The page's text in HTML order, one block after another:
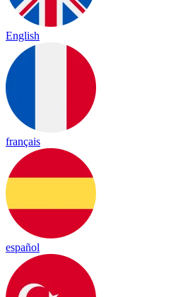
English
français
español